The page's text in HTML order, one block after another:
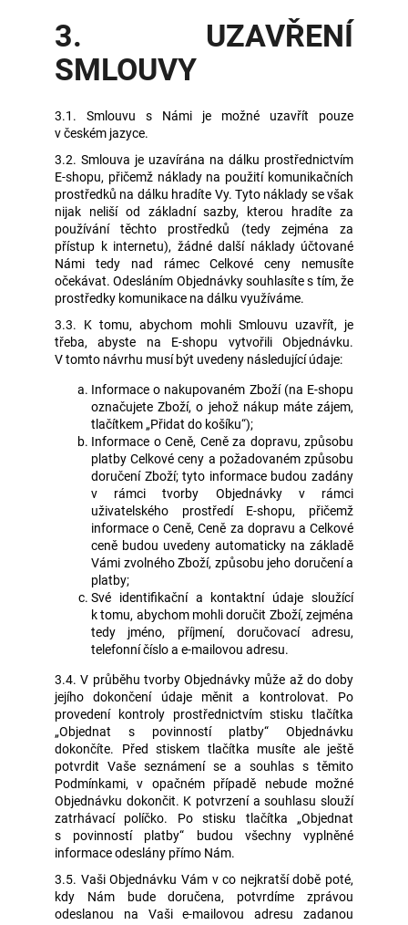
3. UZAVŘENÍ
SMLOUVY
3.1. Smlouvu s Námi je možné uzavřít pouze
v českém jazyce.
3.2. Smlouva je uzavírána na dálku prostřednictvím
E-shopu, přičemž náklady na použití komunikačních
prostředků na dálku hradíte Vy. Tyto náklady se však
nijak neliší od základní sazby, kterou hradíte za
používání těchto prostředků (tedy zejména za
přístup k internetu), žádné další náklady účtované
Námi tedy nad rámec Celkové ceny nemusíte
očekávat. Odesláním Objednávky souhlasíte s tím, že
prostředky komunikace na dálku využíváme.
3.3. K tomu, abychom mohli Smlouvu uzavřít, je
třeba, abyste na E-shopu vytvořili Objednávku.
V tomto návrhu musí být uvedeny následující údaje:
Informace o nakupovaném Zboží (na E-shopu
označujete Zboží, o jehož nákup máte zájem,
tlačítkem „Přidat do košíku“);
Informace o Ceně, Ceně za dopravu, způsobu
platby Celkové ceny a požadovaném způsobu
doručení Zboží; tyto informace budou zadány
v rámci tvorby Objednávky v rámci
uživatelského prostředí E-shopu, přičemž
informace o Ceně, Ceně za dopravu a Celkové
ceně budou uvedeny automaticky na základě
Vámi zvolného Zboží, způsobu jeho doručení a
platby;
Své identifikační a kontaktní údaje sloužící
k tomu, abychom mohli doručit Zboží, zejména
tedy jméno, příjmení, doručovací adresu,
telefonní číslo a e-mailovou adresu.
3.4. V průběhu tvorby Objednávky může až do doby
jejího dokončení údaje měnit a kontrolovat. Po
provedení kontroly prostřednictvím stisku tlačítka
„Objednat s povinností platby“ Objednávku
dokončíte. Před stiskem tlačítka musíte ale ještě
potvrdit Vaše seznámení se a souhlas s těmito
Podmínkami, v opačném případě nebude možné
Objednávku dokončit. K potvrzení a souhlasu slouží
zatrhávací políčko. Po stisku tlačítka „Objednat
s povinností platby“ budou všechny vyplněné
informace odeslány přímo Nám.
3.5. Vaši Objednávku Vám v co nejkratší době poté,
kdy Nám bude doručena, potvrdíme zprávou
odeslanou na Vaši e-mailovou adresu zadanou